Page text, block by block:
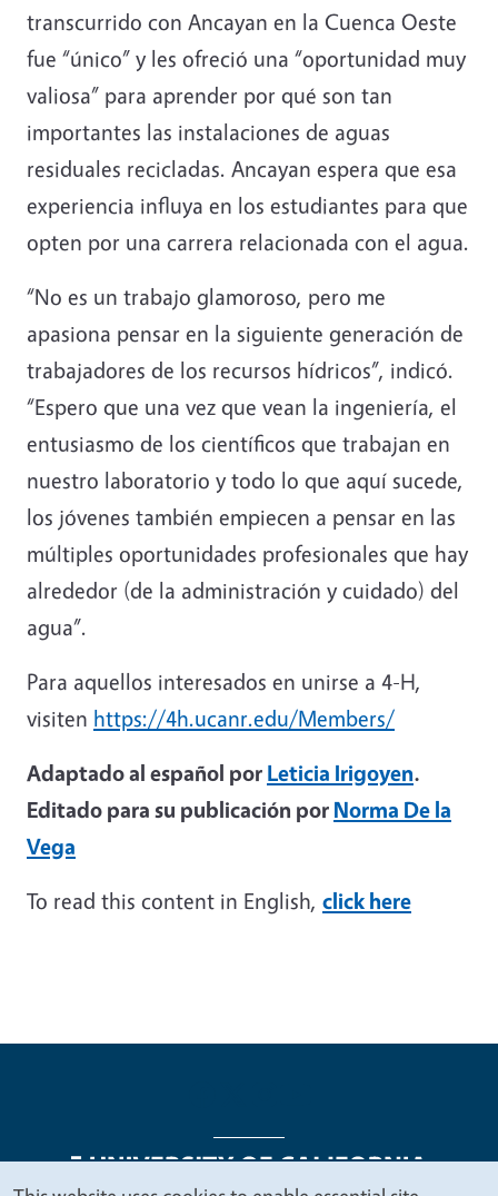
transcurrido con Ancayan en la Cuenca Oeste
fue “único” y les ofreció una “oportunidad muy
valiosa” para aprender por qué son tan
importantes las instalaciones de aguas
residuales recicladas. Ancayan espera que esa
experiencia influya en los estudiantes para que
opten por una carrera relacionada con el agua.
“No es un trabajo glamoroso, pero me
apasiona pensar en la siguiente generación de
trabajadores de los recursos hídricos”, indicó.
“Espero que una vez que vean la ingeniería, el
entusiasmo de los científicos que trabajan en
nuestro laboratorio y todo lo que aquí sucede,
los jóvenes también empiecen a pensar en las
múltiples oportunidades profesionales que hay
alrededor (de la administración y cuidado) del
agua”.
Para aquellos interesados en unirse a 4-H,
visiten https://4h.ucanr.edu/Members/
Adaptado al español por Leticia Irigoyen.
Editado para su publicación por Norma De la
Vega
To read this content in English, click here